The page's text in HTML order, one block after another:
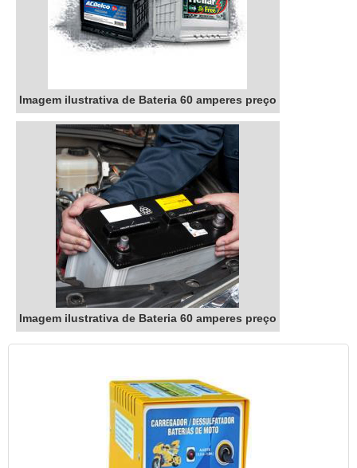
Imagem ilustrativa de Bateria 60 amperes preço
Imagem ilustrativa de Bateria 60 amperes preço